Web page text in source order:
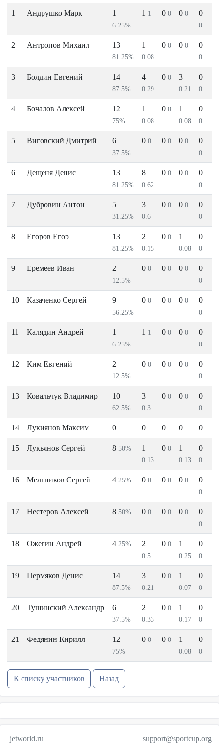
1 Андрушко Марк 1
6.25%
1 1 0 0 0 0 0
0
2 Антропов Михаил 13
81.25%
1
0.08
0 0 0 0 0
0
3 Болдин Евгений 14
87.5%
4
0.29
0 0 3
0.21
0
0
4 Бочалов Алексей 12
75%
1
0.08
0 0 1
0.08
0
0
5 Виговский Дмитрий 6
37.5%
0 0 0 0 0 0 0
0
6 Дещеня Денис 13
81.25%
8
0.62
0 0 0 0 0
0
7 Дубровин Антон 5
31.25%
3
0.6
0 0 0 0 0
0
8 Егоров Егор 13
81.25%
2
0.15
0 0 1
0.08
0
0
9 Еремеев Иван 2
12.5%
0 0 0 0 0 0 0
0
10 Казаченко Сергей 9
56.25%
0 0 0 0 0 0 0
0
11 Калядин Андрей 1
6.25%
1 1 0 0 0 0 0
0
12 Ким Евгений 2
12.5%
0 0 0 0 0 0 0
0
13 Ковальчук Владимир 10
62.5%
3
0.3
0 0 0 0 0
0
14 Лукиянов Максим 0 0 0 0 0
15 Лукьянов Сергей 8 50% 1
0.13
0 0 1
0.13
0
0
16 Мельников Сергей 4 25% 0 0 0 0 0 0 0
0
17 Нестеров Алексей 8 50% 0 0 0 0 0 0 0
0
18 Ожегин Андрей 4 25% 2
0.5
0 0 1
0.25
0
0
19 Пермяков Денис 14
87.5%
3
0.21
0 0 1
0.07
0
0
20 Тушинский Александр 6
37.5%
2
0.33
0 0 1
0.17
0
0
21 Федянин Кирилл 12
75%
0 0 0 0 1
0.08
0
0
К списку участников Назад
jetworld.ru support@sportcup.org